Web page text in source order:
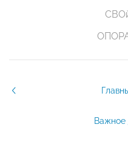
Важное